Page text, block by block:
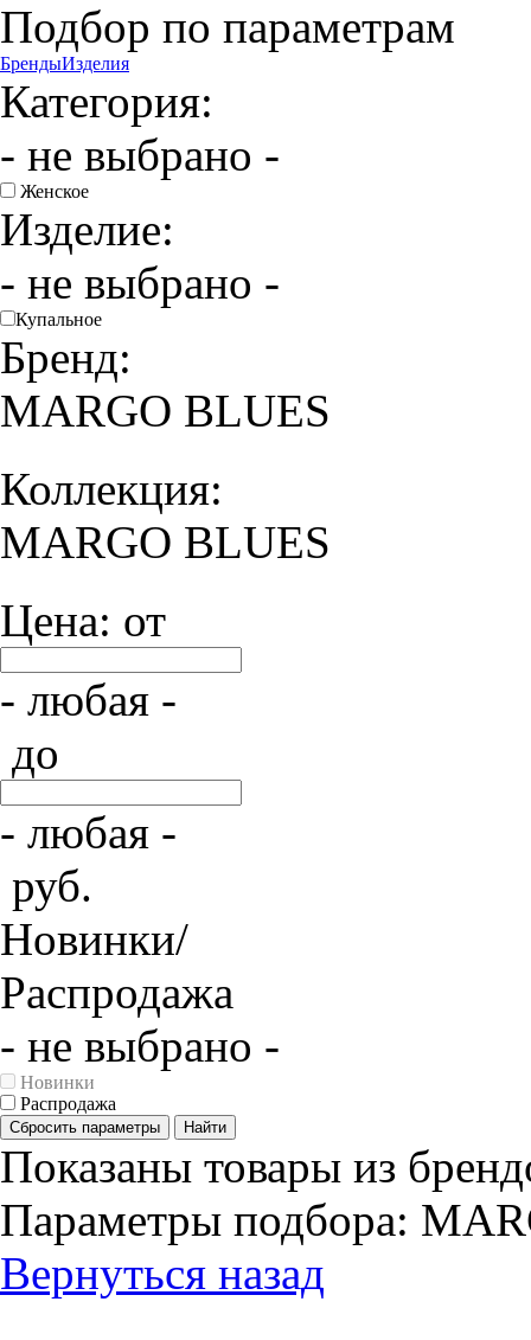
Подбор по параметрам
БрендыИзделия
Категория:
- не выбрано -
Женское
Изделие:
- не выбрано -
Купальное
Бренд:
MARGO BLUES
Коллекция:
MARGO BLUES
Цена: от
- любая -
до
- любая -
руб.
Новинки/
Распродажа
- не выбрано -
Новинки
Распродажа
Сбросить параметры Найти
Показаны товары из
Параметры подбора:
Вернуться назад